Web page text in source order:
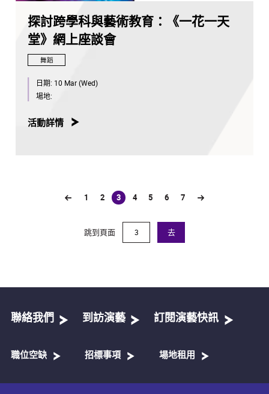
探討跨學科與藝術教育：《一花一天
堂》網上座談會
舞蹈
日期: 10 Mar (Wed)
場地:
活動詳情
1 2 3
(current)
4 5 6 7
跳到頁面 去
聯絡我們 到訪演藝 訂閱演藝快訊
職位空缺 招標事項 場地租用